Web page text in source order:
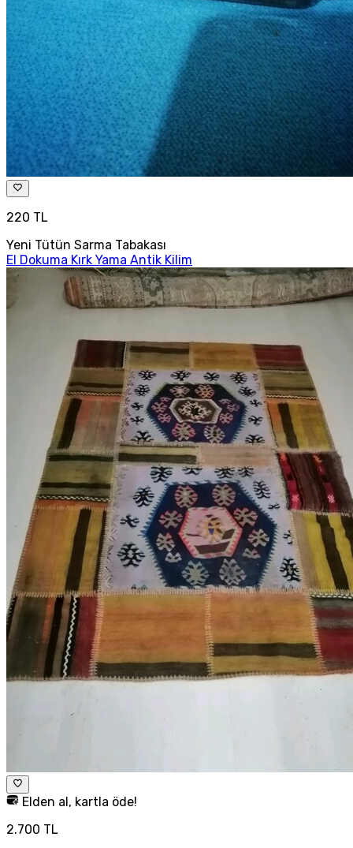
220 TL
Yeni Tütün Sarma Tabakası
El Dokuma Kırk Yama Antik Kilim
Elden al, kartla öde!
2.700 TL